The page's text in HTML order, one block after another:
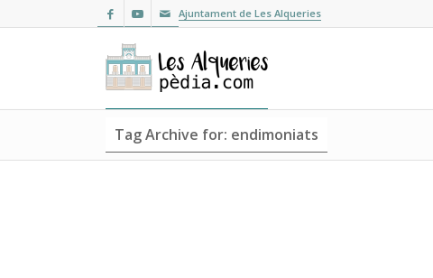
Ajuntament de Les Alqueries
Tag Archive for: endimoniats